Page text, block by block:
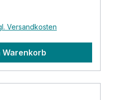
Versandkosten
Warenkorb